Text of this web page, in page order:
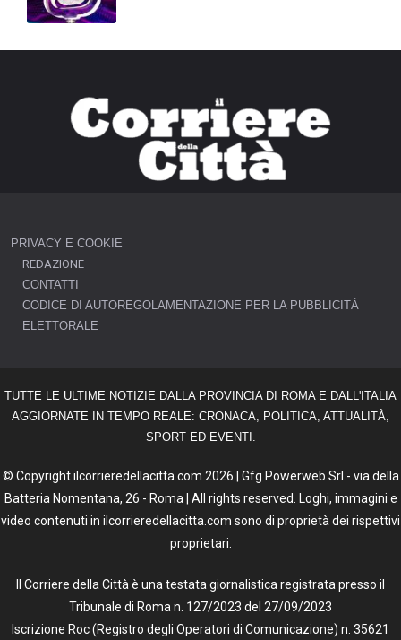
PRIVACY E COOKIE
REDAZIONE
CONTATTI
CODICE DI AUTOREGOLAMENTAZIONE PER LA PUBBLICITÀ
ELETTORALE
TUTTE LE ULTIME NOTIZIE DALLA PROVINCIA DI ROMA E DALL'ITALIA
AGGIORNATE IN TEMPO REALE: CRONACA, POLITICA, ATTUALITÀ,
SPORT ED EVENTI.
© Copyright ilcorrieredellacitta.com 2026 | Gfg Powerweb Srl - via della
Batteria Nomentana, 26 - Roma | All rights reserved. Loghi, immagini e
video contenuti in ilcorrieredellacitta.com sono di proprietà dei rispettivi
proprietari.
Il Corriere della Città è una testata giornalistica registrata presso il
Tribunale di Roma n. 127/2023 del 27/09/2023
Iscrizione Roc (Registro degli Operatori di Comunicazione) n. 35621